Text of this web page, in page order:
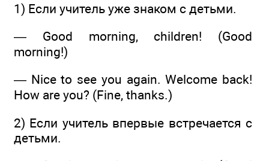
1) Если учитель уже знаком с детьми.
— Good morning, children! (Good
morning!)
— Nice to see you again. Welcome back!
How are you? (Fine, thanks.)
2) Если учитель впервые встречается с
детьми.